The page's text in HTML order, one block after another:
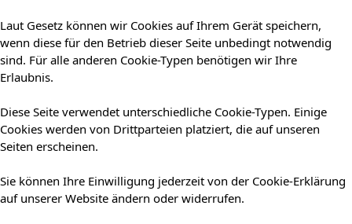
Laut Gesetz können wir Cookies auf Ihrem Gerät speichern,
wenn diese für den Betrieb dieser Seite unbedingt notwendig
sind. Für alle anderen Cookie-Typen benötigen wir Ihre
Erlaubnis.
Diese Seite verwendet unterschiedliche Cookie-Typen. Einige
Cookies werden von Drittparteien platziert, die auf unseren
Seiten erscheinen.
Sie können Ihre Einwilligung jederzeit von der Cookie-Erklärung
auf unserer Website ändern oder widerrufen.